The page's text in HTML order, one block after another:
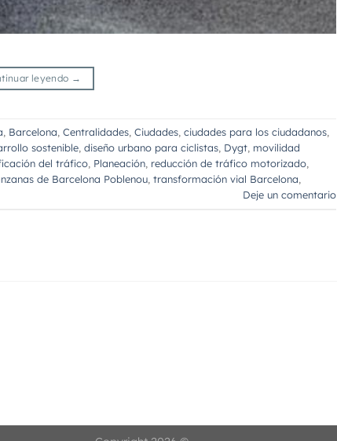
leyendo →
, Barcelona, Centralidades, Ciudades, ciudades para los ciudadanos,
sostenible, diseño urbano para ciclistas, Dygt, movilidad
del tráfico, Planeación, reducción de tráfico motorizado,
de Barcelona Poblenou, transformación vial Barcelona,
Deje un comentario